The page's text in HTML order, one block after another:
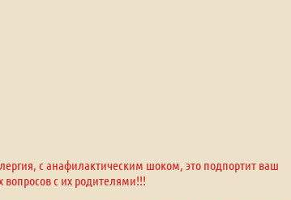
с анафилактическим шоком, это подпортит ваш
вопросов с их родителями!!!